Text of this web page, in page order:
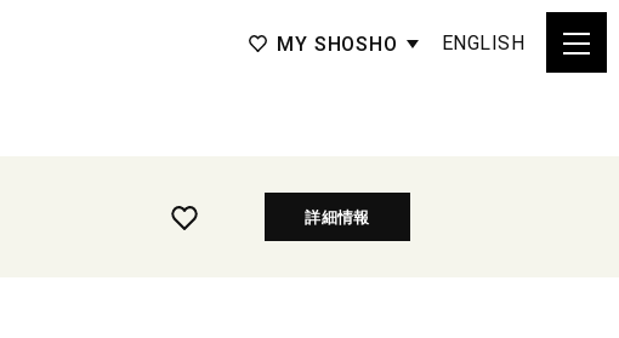
MY SHOSHO ENGLISH
詳細情報